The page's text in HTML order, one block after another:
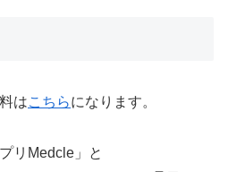
はこちらになります。
リMedcle」と